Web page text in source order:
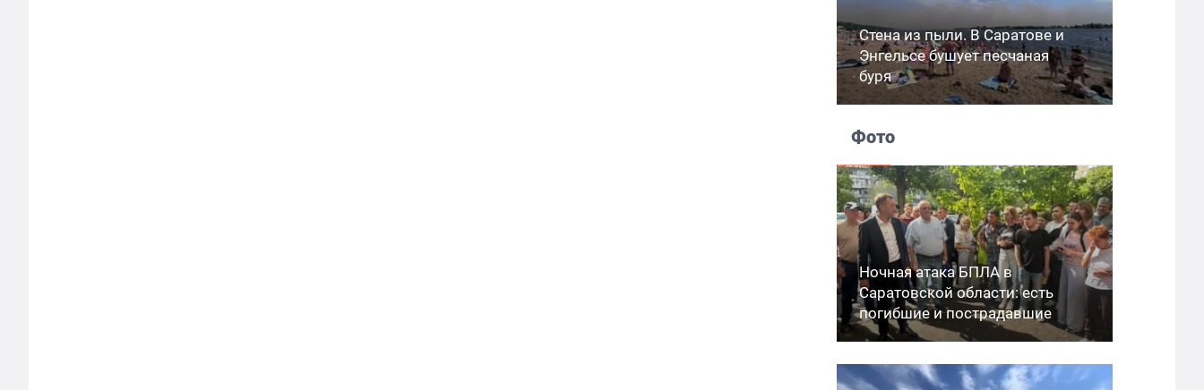
Стена из пыли. В Саратове и
Энгельсе бушует песчаная
буря
Фото
Ночная атака БПЛА в
Саратовской области: есть
погибшие и пострадавшие